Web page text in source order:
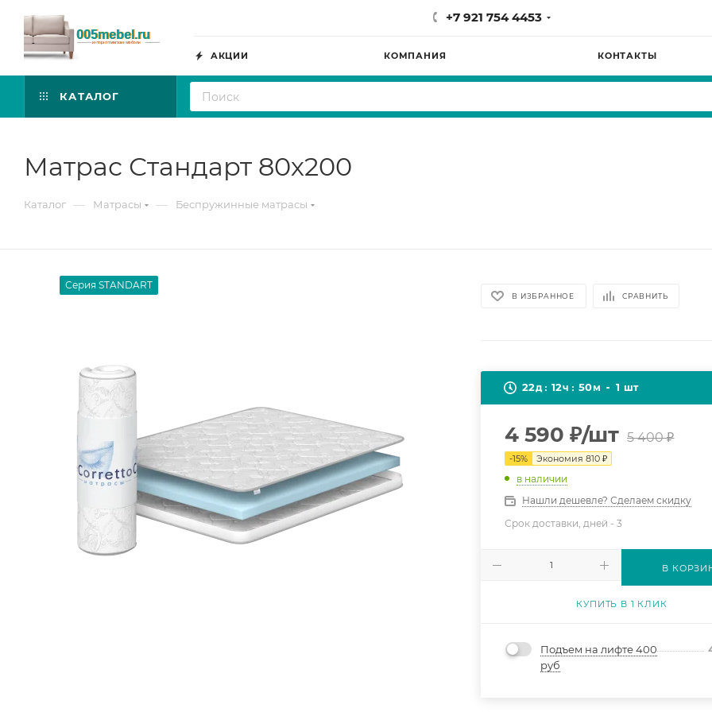
+7 921 754 4453
АКЦИИ КОМПАНИЯ КОНТАКТЫ
КАТАЛОГ
Матрас Стандарт 80х200
Каталог — Матрасы — Беспружинные матрасы
Серия STANDART
В ИЗБРАННОЕ СРАВНИТЬ
22д 12ч 50м 1 шт
4 590 ₽/шт 5 400₽
-15% Экономия810 ₽
в наличии
Нашли дешевле? Сделаем скидку
Срок доставки, дней -3
В
КУПИТЬ В 1 КЛИК
Подъем на лифте 400
руб